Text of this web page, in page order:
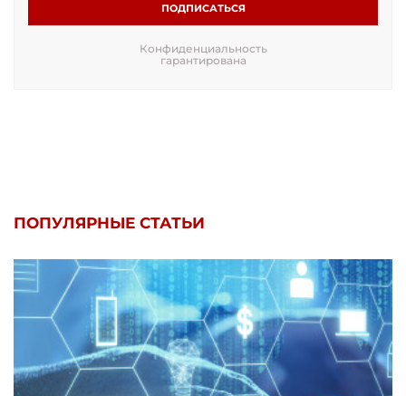
ПОДПИСАТЬСЯ
Конфиденциальность
гарантирована
ПОПУЛЯРНЫЕ СТАТЬИ